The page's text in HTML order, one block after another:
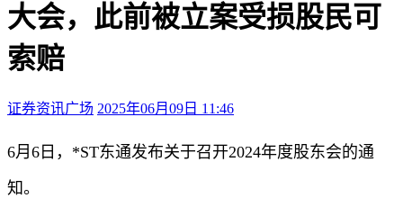
大会，此前被立案受损股民可
索赔
证券资讯广场 2025年06月09日 11:46
6月6日，*ST东通发布关于召开2024年度股东会的通
知。